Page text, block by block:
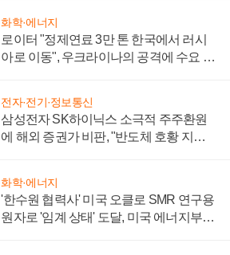
화학·에너지
로이터 "정제연료 3만 톤 한국에서 러시
아로 이동", 우크라이나의 공격에 수요 늘
전자·전기·정보통신
삼성전자 SK하이닉스 소극적 주주환원
에 해외 증권가 비판, "반도체 호황 지속
화학·에너지
'한수원 협력사' 미국 오클로 SMR 연구용
원자로 '임계 상태' 도달, 미국 에너지부